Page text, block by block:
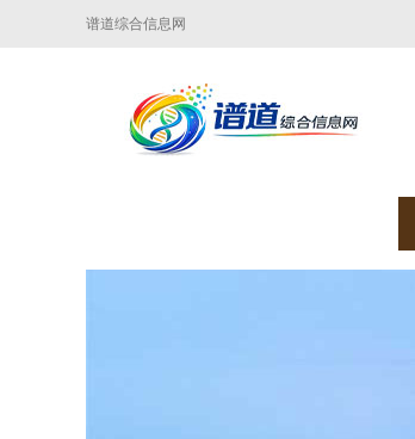
谱道综合信息网